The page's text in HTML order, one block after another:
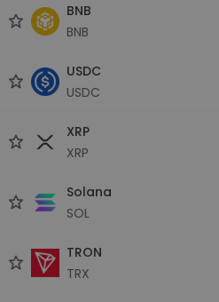
BNB
BNB
USDC
USDC
XRP
XRP
Solana
SOL
TRON
TRX